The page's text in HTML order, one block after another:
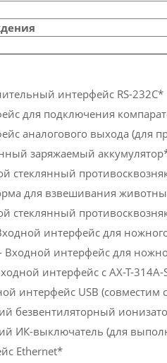
интерфейс RS-232C*
для подключения
аналогового выхода (для
заряжаемый
стеклянный
для взвешивания
стеклянный
интерфейс для
- Входной интерфейс для
интерфейс с AX-T-
интерфейс USB
безвентиляторный
ИК-выключатель (для
Ethernet*